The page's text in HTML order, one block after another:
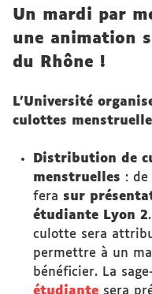
Un mardi par
une animation
du Rhône !
L'Université
culottes
Distribution de
menstruelles : de
fera sur
étudiante Lyon 2
culotte sera
permettre à un
bénéficier. La
étudiantesera